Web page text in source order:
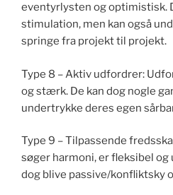
eventyrlysten og optimistisk.
stimulation, men kan også
springe fra projekt til projekt.
Type 8 – Aktiv udfordrer:
og stærk. De kan dog nogle
undertrykke deres egen
Type 9 – Tilpassende
søger harmoni, er fleksibel og
dog blive passive/konfliktsky